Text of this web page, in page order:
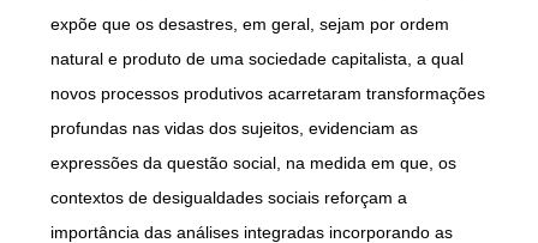
expõe que os desastres, em geral, sejam por ordem
natural e produto de uma sociedade capitalista, a qual
novos processos produtivos acarretaram transformações
profundas nas vidas dos sujeitos, evidenciam as
expressões da questão social, na medida em que, os
contextos de desigualdades sociais reforçam a
importância das análises integradas incorporando as